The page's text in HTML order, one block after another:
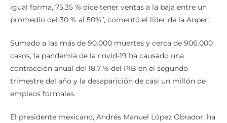
igual forma, 75,35 % dice tener ventas a la baja entre un
promedio del 30 % al 50%”, comentó el líder de la Anpec.
Sumado a las más de 90.000 muertes y cerca de 906.000
casos, la pandemia de la covid-19 ha causado una
contracción anual del 18,7 % del PIB en el segundo
trimestre del año y la desaparición de casi un millón de
empleos formales.
El presidente mexicano, Andrés Manuel López Obrador, ha